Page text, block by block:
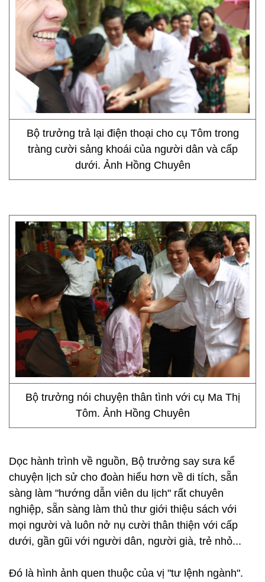
Bộ trưởng trả lại điện thoại cho cụ Tôm trong
tràng cười sảng khoái của người dân và cấp
dưới. Ảnh Hồng Chuyên
Bộ trưởng nói chuyện thân tình với cụ Ma Thị
Tôm. Ảnh Hồng Chuyên
Dọc hành trình về nguồn, Bộ trưởng say sưa kể
chuyện lịch sử cho đoàn hiểu hơn về di tích, sẵn
sàng làm "hướng dẫn viên du lịch" rất chuyên
nghiệp, sẵn sàng làm thủ thư giới thiệu sách với
mọi người và luôn nở nụ cười thân thiện với cấp
dưới, gần gũi với người dân, người già, trẻ nhỏ...
Đó là hình ảnh quen thuộc của vị "tư lệnh ngành".